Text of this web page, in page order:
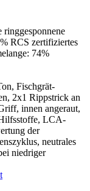
ringgesponnene
RCS zertifiziertes
74%
Fischgrät-
2x1 Rippstrick an
innen angeraut,
LCA-
der
neutrales
niedriger